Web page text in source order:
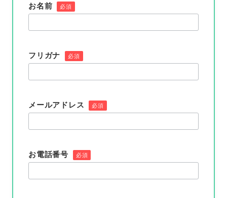
お名前 必須
フリガナ 必須
メールアドレス 必須
お電話番号 必須